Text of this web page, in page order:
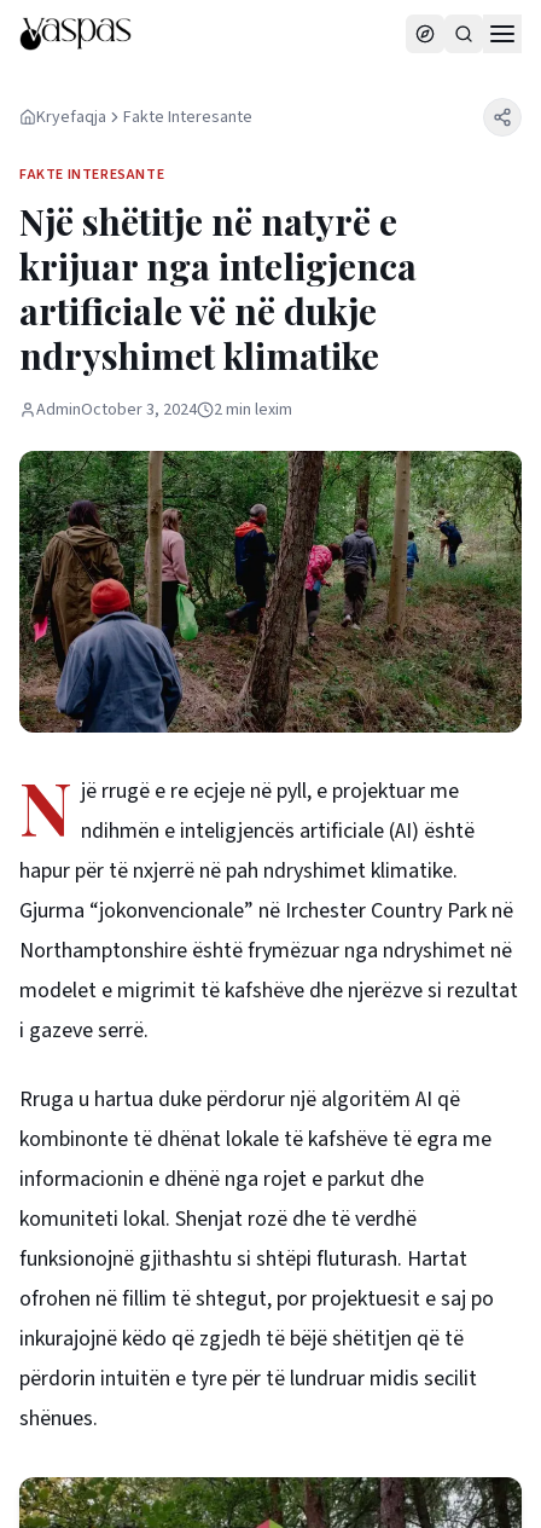
Kryefaqja Fakte Interesante
FAKTE INTERESANTE
Një shëtitje në natyrë e
krijuar nga inteligjenca
artificiale vë në dukje
ndryshimet klimatike
AdminOctober 3, 2024 2min lexim
N jë rrugë e re ecjeje në pyll, e projektuar me
ndihmën e inteligjencës artificiale (AI) është
hapur për të nxjerrë në pah ndryshimet klimatike.
Gjurma “jokonvencionale” në Irchester Country Park në
Northamptonshire është frymëzuar nga ndryshimet në
modelet e migrimit të kafshëve dhe njerëzve si rezultat
i gazeve serrë.
Rruga u hartua duke përdorur një algoritëm AI që
kombinonte të dhënat lokale të kafshëve të egra me
informacionin e dhënë nga rojet e parkut dhe
komuniteti lokal. Shenjat rozë dhe të verdhë
funksionojnë gjithashtu si shtëpi fluturash. Hartat
ofrohen në fillim të shtegut, por projektuesit e saj po
inkurajojnë këdo që zgjedh të bëjë shëtitjen që të
përdorin intuitën e tyre për të lundruar midis secilit
shënues.